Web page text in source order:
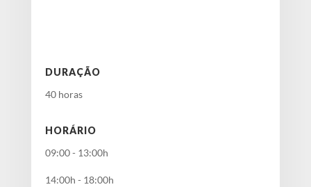
DURAÇÃO
40 horas
HORÁRIO
09:00 - 13:00h
14:00h - 18:00h